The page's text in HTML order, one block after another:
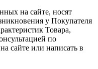
на сайте, носят
у Покупателя
Товара,
по
сайте или написать в